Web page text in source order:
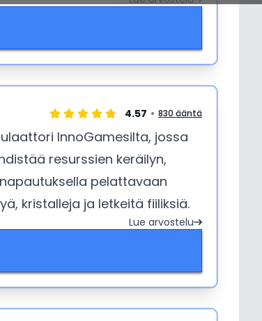
4.57 830 ääntä
InnoGamesilta, jossa
resurssien keräilyn,
pelattavaan
kristalleja ja letkeitä fiiliksiä.
Lue arvostelu